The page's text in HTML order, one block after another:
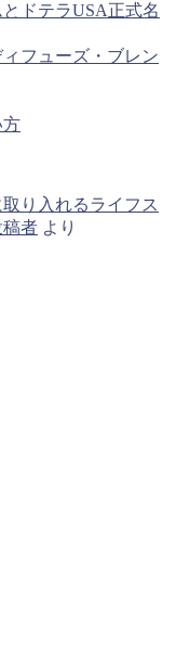
ドテラUSA正式名
フューズ・ブレン
方
り入れるライフス
稿者 より